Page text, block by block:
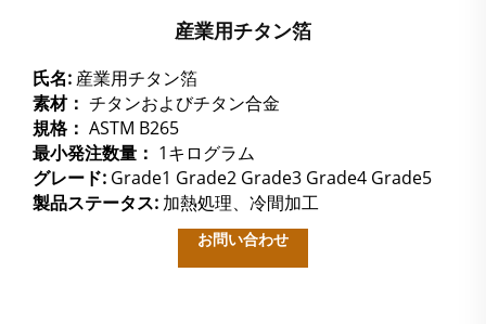
産業用チタン箔
氏名: 産業用チタン箔
素材： チタンおよびチタン合金
規格： ASTM B265
最小発注数量： 1キログラム
グレード: Grade1 Grade2 Grade3 Grade4 Grade5
製品ステータス: 加熱処理、冷間加工
お問い合わせ